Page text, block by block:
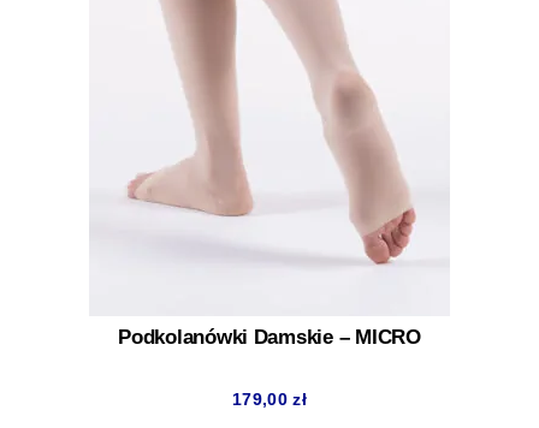
Podkolanówki Damskie – MICRO
179,00zł